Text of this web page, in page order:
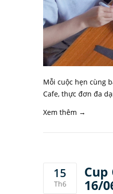
Mỗi cuộc hẹn cùng
Cafe, thực đơn đa
Xem thêm →
15
Th6 16/